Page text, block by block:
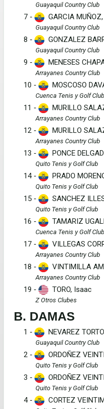
Guayaquil Country Club
7 - GARCIA
Guayaquil Country Club
8 - GONZALEZ
Guayaquil Country Club
9 - MENESES
Arrayanes Country Club
10 - MOSCOSO
Cuenca Tenis y Golf Club
11 - MURILLO
Arrayanes Country Club
12 - MURILLO
Arrayanes Country Club
13 - PONCE
Quito Tenis y Golf Club
14 - PRADO
Quito Tenis y Golf Club
15 - SANCHEZ
Quito Tenis y Golf Club
16 - TAMARIZ
Cuenca Tenis y Golf Club
17 - VILLEGAS
Arrayanes Country Club
18 - VINTIMILLA
Arrayanes Country Club
19 - TORO, Isaac
Z Otros Clubes
B. DAMAS
1 - NEVAREZ
Guayaquil Country Club
2 - ORDOÑEZ
Quito Tenis y Golf Club
3 - ORDOÑEZ
Quito Tenis y Golf Club
4 - CORTEZ